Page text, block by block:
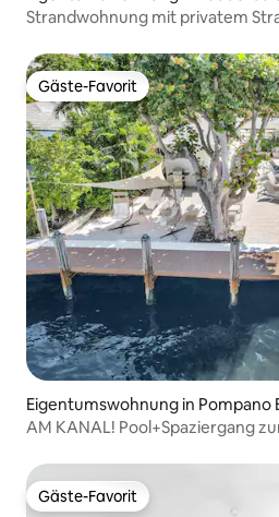
Strandwohnung mit privatem
Gäste-Favorit
Gäste-Favorit
Eigentumswohnung in Pompano
AM KANAL! Pool+Spaziergang
Gäste-Favorit
Gäste-Favorit